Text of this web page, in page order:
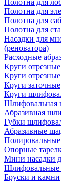
Полотна для
Полотна для
Полотна для
Полотна для
Насадки для
(реноватора)
Расходные
Круги
Круги
Круги заточные
Круги
Шлифовальная
Абразивная
Губки
Абразивные
Полировальные
Опорные
Мини насадки
Шлифовальные
Бруски и камни